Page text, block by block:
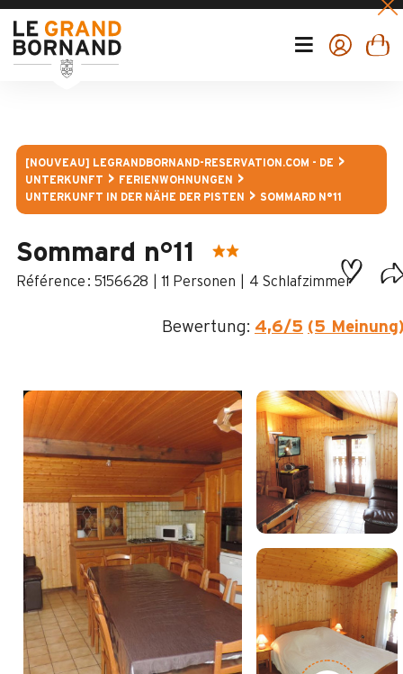
[NOUVEAU] LEGRANDBORNAND-RESERVATION.COM - DE
UNTERKUNFT
FERIENWOHNUNGEN
UNTERKUNFT IN DER NÄHE DER PISTEN
SOMMARD N°11
Sommard n°11
: 5156628 11 Personen 4 Schlafzimmer
Bewertung: 4,6/5 (5